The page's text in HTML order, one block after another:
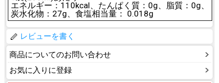
エネルギー：110kcal、たんぱく質：0g、脂質：0g、
炭水化物：27g、食塩相当量： 0.018g
レビューを書く
商品についてのお問い合わせ
お気に入りに登録